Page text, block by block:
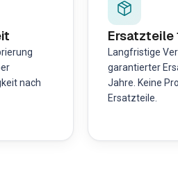
nach
Ersatzteile
Langfristige
garantierter
Jahre. Keine
Ersatzteile.